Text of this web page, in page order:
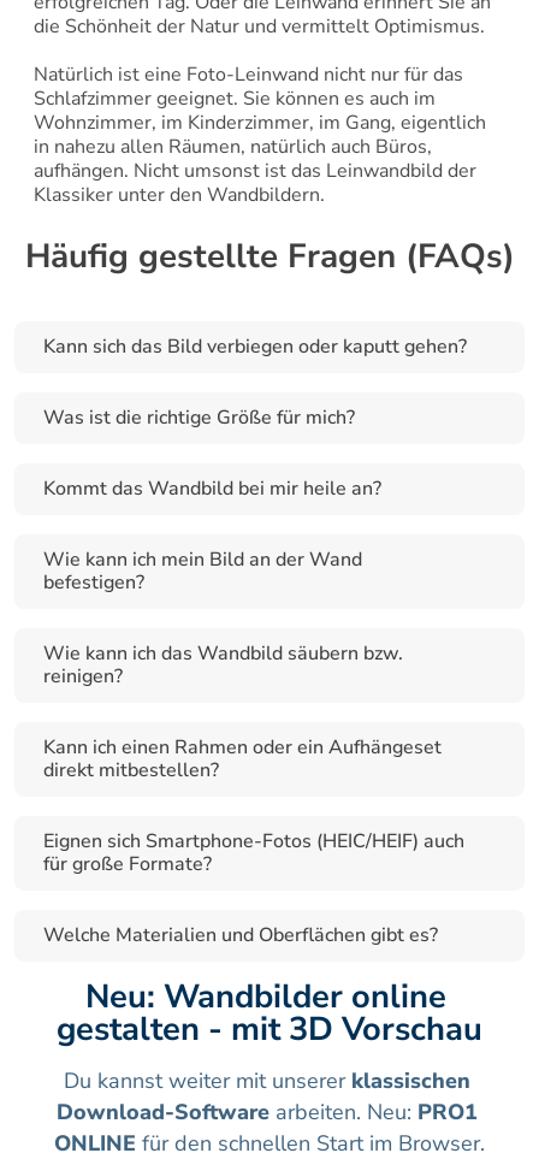
die Schönheit der Natur und vermittelt Optimismus.
Natürlich ist eine Foto-Leinwand nicht nur für das
Schlafzimmer geeignet. Sie können es auch im
Wohnzimmer, im Kinderzimmer, im Gang, eigentlich
in nahezu allen Räumen, natürlich auch Büros,
aufhängen. Nicht umsonst ist das Leinwandbild der
Klassiker unter den Wandbildern.
Häufig gestellte Fragen (FAQs)
Kann sich das Bild verbiegen oder kaputt gehen?
Was ist die richtige Größe für mich?
Kommt das Wandbild bei mir heile an?
Wie kann ich mein Bild an der Wand
befestigen?
Wie kann ich das Wandbild säubern bzw.
reinigen?
Kann ich einen Rahmen oder ein Aufhängeset
direkt mitbestellen?
Eignen sich Smartphone-Fotos (HEIC/HEIF) auch
für große Formate?
Welche Materialien und Oberflächen gibt es?
Neu: Wandbilder online
gestalten - mit 3D Vorschau
Du kannst weiter mit unserer klassischen
Download-Software arbeiten. Neu: PRO1
ONLINE für den schnellen Start im Browser.